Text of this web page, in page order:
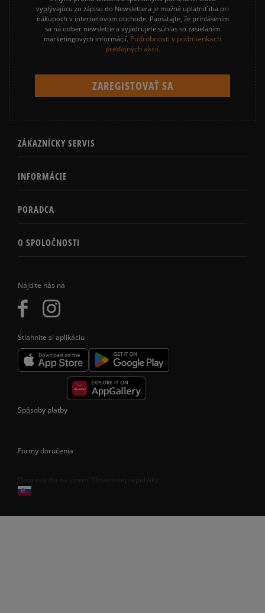
Nájdite nás na
Stiahnite si aplikáciu
vyplývajúcu zo zápisu do Newslettera je možné uplatniť iba pri
nákupoch v internetovom obchode. Pamätajte, že prihlásením
sa na odber newslettera vyjadrujete súhlas so zasielaním
marketingových informácií. Podrobnosti v podmienkach
predajných akcií.
ZÁKAZNÍCKY SERVIS
INFORMÁCIE
PORADCA
O SPOLOČNOSTI
Spôsoby platby
Formy doručenia